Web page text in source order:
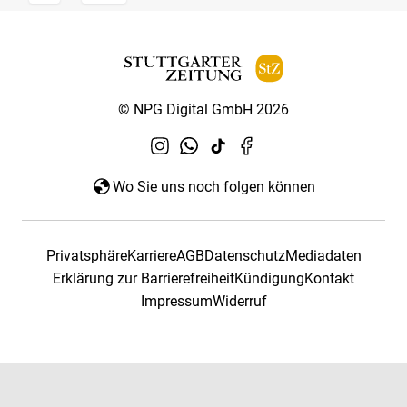
© NPG Digital GmbH 2026
Wo Sie uns noch folgen können
PrivatsphäreKarriereAGBDatenschutzMediadaten
Erklärung zur BarrierefreiheitKündigungKontakt
ImpressumWiderruf